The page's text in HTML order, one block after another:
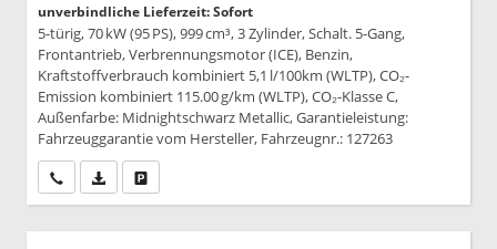
unverbindliche Lieferzeit: Sofort
5-türig, 70 kW (95 PS), 999 cm³, 3 Zylinder, Schalt. 5-Gang,
Frontantrieb, Verbrennungsmotor (ICE), Benzin,
Kraftstoffverbrauch kombiniert 5,1 l/100km (WLTP), CO₂-
Emission kombiniert 115.00 g/km (WLTP), CO₂-Klasse C,
Außenfarbe: Midnightschwarz Metallic, Garantieleistung:
Fahrzeuggarantie vom Hersteller, Fahrzeugnr.: 127263
Wir rufen Sie anPDF-Datei, Fahrzeugexposé drucken